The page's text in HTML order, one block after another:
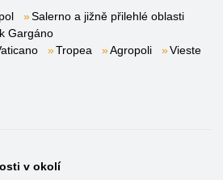
Salerno a jižně přilehlé oblasti
Gargáno
Tropea Agropoli
Vieste
v okolí